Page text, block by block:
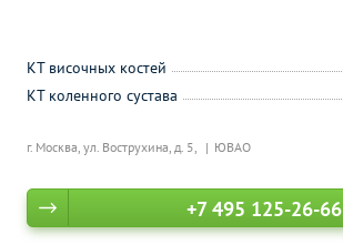
г. Москва, ул. Вострухина, д. 5, ЮВАО
КТ височных костей
КТ коленного сустава
+7 495 125-26-66